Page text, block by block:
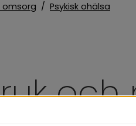
omsorg / Psykisk ohälsa